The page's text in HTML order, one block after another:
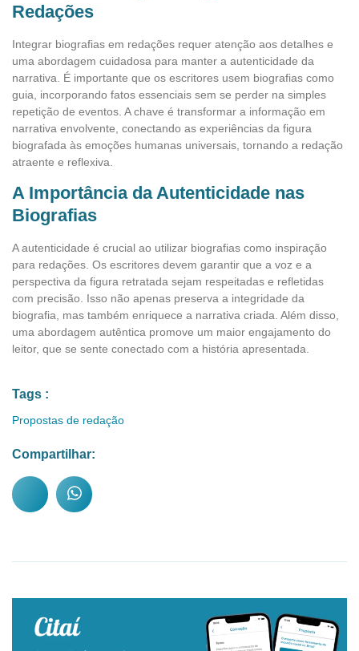
Redações
Integrar biografias em redações requer atenção aos detalhes e
uma abordagem cuidadosa para manter a autenticidade da
narrativa. É importante que os escritores usem biografias como
guia, incorporando fatos essenciais sem se perder na simples
repetição de eventos. A chave é transformar a informação em
narrativa envolvente, conectando as experiências da figura
biografada às emoções humanas universais, tornando a redação
atraente e reflexiva.
A Importância da Autenticidade nas
Biografias
A autenticidade é crucial ao utilizar biografias como inspiração
para redações. Os escritores devem garantir que a voz e a
perspectiva da figura retratada sejam respeitadas e refletidas
com precisão. Isso não apenas preserva a integridade da
biografia, mas também enriquece a narrativa criada. Além disso,
uma abordagem autêntica promove um maior engajamento do
leitor, que se sente conectado com a história apresentada.
Tags :
Propostas de redação
Compartilhar: